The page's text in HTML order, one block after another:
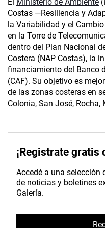
Costas —Resiliencia y
la Variabilidad y el
en la Torre de
dentro del Plan Nacional
Costera (NAP Costas), la
financiamiento del Banco
(CAF). Su objetivo es
de las zonas costeras en
Colonia, San José,
¡Registrate gratis
Accedé a una selección
de noticias y boletines
Galería.